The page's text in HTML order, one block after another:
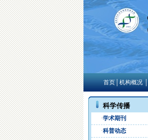
首页 机构概况
科学传播
·学术期刊
·科普动态